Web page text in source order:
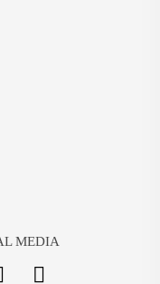
MEDIA